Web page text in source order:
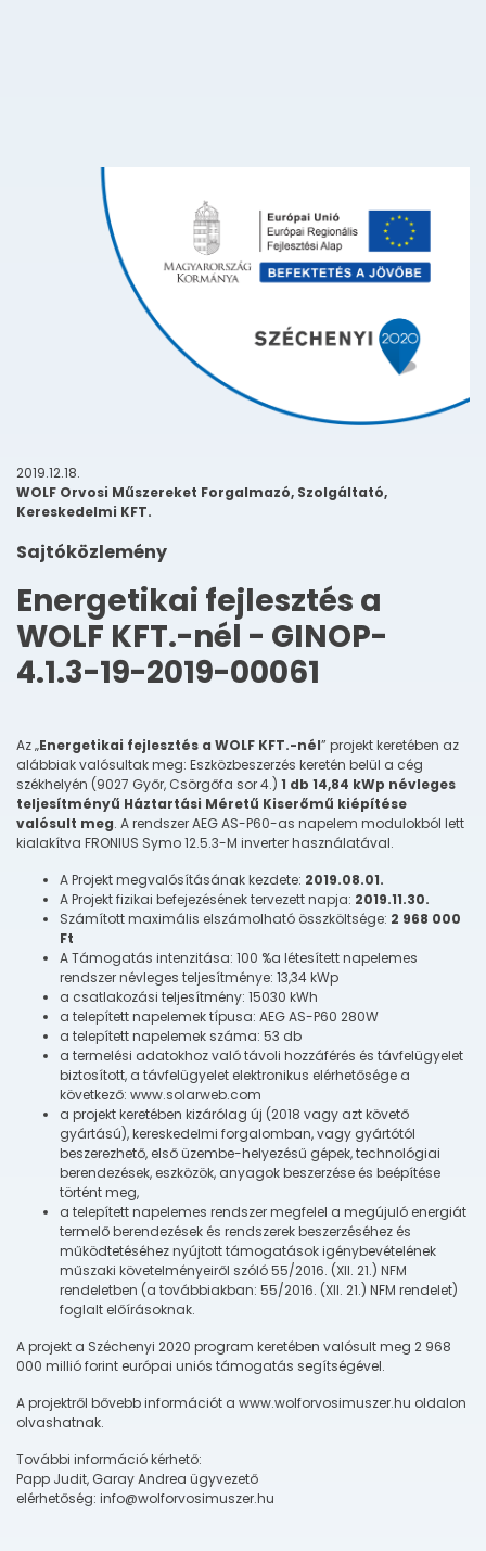
2019.12.18.
WOLF Orvosi Műszereket Forgalmazó, Szolgáltató,
Kereskedelmi KFT.
Sajtóközlemény
Energetikai fejlesztés a
WOLF KFT.-nél - GINOP-
4.1.3-19-2019-00061
Az „Energetikai fejlesztés a WOLF KFT.-nél” projekt keretében az
alábbiak valósultak meg: Eszközbeszerzés keretén belül a cég
székhelyén (9027 Győr, Csörgőfa sor 4.) 1 db 14,84 kWp névleges
teljesítményű Háztartási Méretű Kiserőmű kiépítése
valósult meg. A rendszer AEG AS-P60-as napelem modulokból lett
kialakítva FRONIUS Symo 12.5.3-M inverter használatával.
A Projekt megvalósításának kezdete: 2019.08.01.
A Projekt fizikai befejezésének tervezett napja: 2019.11.30.
Számított maximális elszámolható összköltsége: 2 968 000
Ft
A Támogatás intenzitása: 100 %a létesített napelemes
rendszer névleges teljesítménye: 13,34 kWp
a csatlakozási teljesítmény: 15030 kWh
a telepített napelemek típusa: AEG AS-P60 280W
a telepített napelemek száma: 53 db
a termelési adatokhoz való távoli hozzáférés és távfelügyelet
biztosított, a távfelügyelet elektronikus elérhetősége a
következő: www.solarweb.com
a projekt keretében kizárólag új (2018 vagy azt követő
gyártású), kereskedelmi forgalomban, vagy gyártótól
beszerezhető, első üzembe-helyezésű gépek, technológiai
berendezések, eszközök, anyagok beszerzése és beépítése
történt meg,
a telepített napelemes rendszer megfelel a megújuló energiát
termelő berendezések és rendszerek beszerzéséhez és
működtetéséhez nyújtott támogatások igénybevételének
műszaki követelményeiről szóló 55/2016. (XII. 21.) NFM
rendeletben (a továbbiakban: 55/2016. (XII. 21.) NFM rendelet)
foglalt előírásoknak.
A projekt a Széchenyi 2020 program keretében valósult meg 2 968
000 millió forint európai uniós támogatás segítségével.
A projektről bővebb információt a www.wolforvosimuszer.hu oldalon
olvashatnak.
További információ kérhető:
Papp Judit, Garay Andrea ügyvezető
elérhetőség: info@wolforvosimuszer.hu